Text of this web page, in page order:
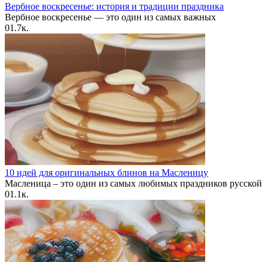
Вербное воскресенье: история и традиции праздника
Вербное воскресенье — это один из самых важных
01.7к.
10 идей для оригинальных блинов на Масленицу
Масленица – это один из самых любимых праздников русской
01.1к.